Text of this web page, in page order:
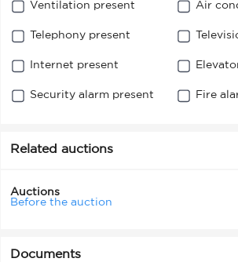
Ventilation present Air
Telephony present
Internet present
Security alarm present Fire
Related auctions
Auctions
Before the auction
Documents